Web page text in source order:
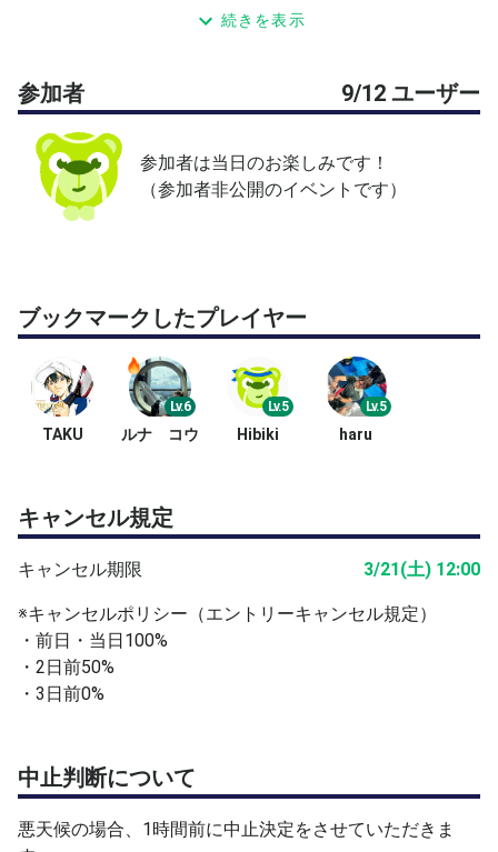
ます。
続きを表示
参加者 9/12 ユーザー
参加者は当日のお楽しみです！
（参加者非公開のイベントです）
ブックマークしたプレイヤー
TAKU
Lv.6
ルナ コウ
Lv.5
Hibiki
Lv.5
haru
キャンセル規定
キャンセル期限 3/21(土) 12:00
※キャンセルポリシー（エントリーキャンセル規定）
・前日・当日100%
・2日前50%
・3日前0%
中止判断について
悪天候の場合、1時間前に中止決定をさせていただきま